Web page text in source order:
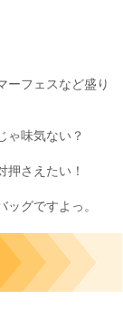
ーフェスなど盛り
ゃ味気ない？
押さえたい！
グですよっ。